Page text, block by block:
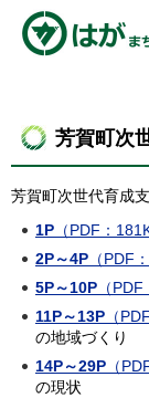
芳賀町次
芳賀町次世代育成
1P （PDF：
2P～4P （PDF
5P～10P （
11P～13P （
の地域づくり
14P～29P （
の現状